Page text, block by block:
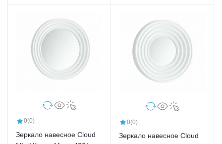
0(0)
Зеркало навесное Cloud
0(0)
Зеркало навесное Cloud